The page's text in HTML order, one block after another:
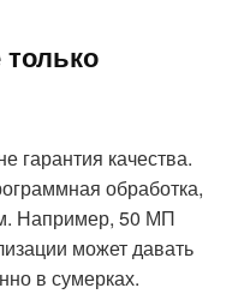
гарантия качества.
обработка,
Например, 50 МП
может давать
в сумерках.